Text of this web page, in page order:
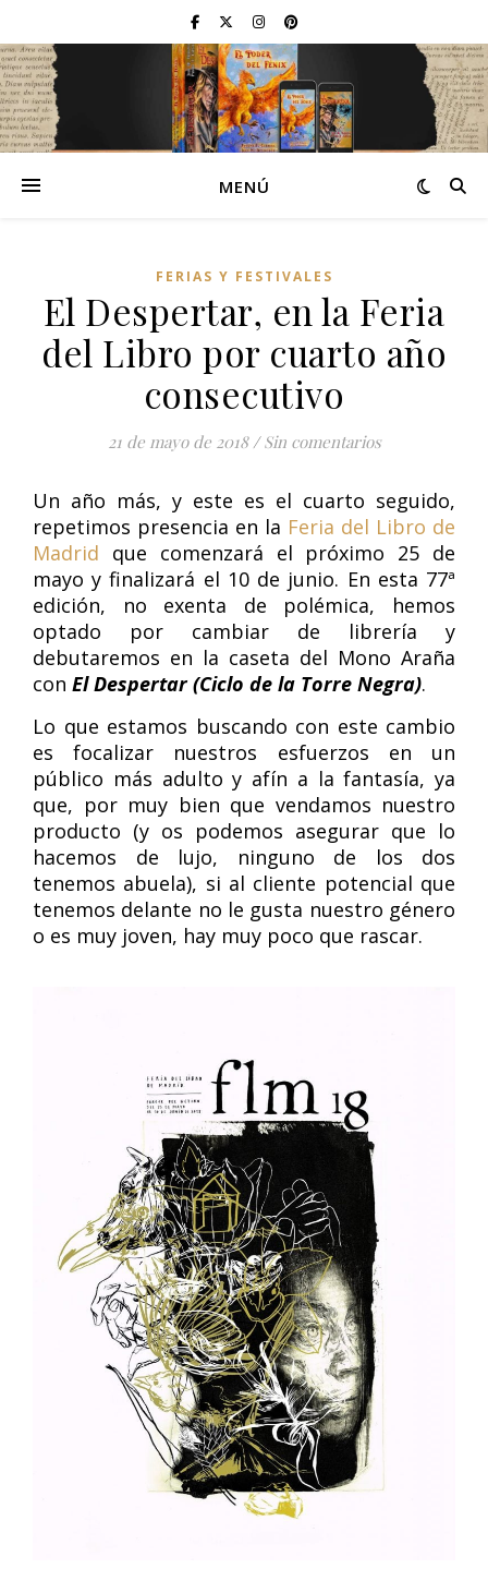
MENÚ
FERIAS Y FESTIVALES
El Despertar, en la Feria
del Libro por cuarto año
consecutivo
21 de mayo de 2018 / Sin comentarios
Un año más, y este es el cuarto seguido,
repetimos presencia en la Feria del Libro de
Madrid que comenzará el próximo 25 de
mayo y finalizará el 10 de junio. En esta 77ª
edición, no exenta de polémica, hemos
optado por cambiar de librería y
debutaremos en la caseta del Mono Araña
con El Despertar (Ciclo de la Torre Negra).
Lo que estamos buscando con este cambio
es focalizar nuestros esfuerzos en un
público más adulto y afín a la fantasía, ya
que, por muy bien que vendamos nuestro
producto (y os podemos asegurar que lo
hacemos de lujo, ninguno de los dos
tenemos abuela), si al cliente potencial que
tenemos delante no le gusta nuestro género
o es muy joven, hay muy poco que rascar.